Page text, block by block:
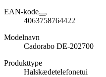
EAN-kode
4063758764422
Modelnavn
Cadorabo DE-202700
Produkttype
Halskædetelefonetui